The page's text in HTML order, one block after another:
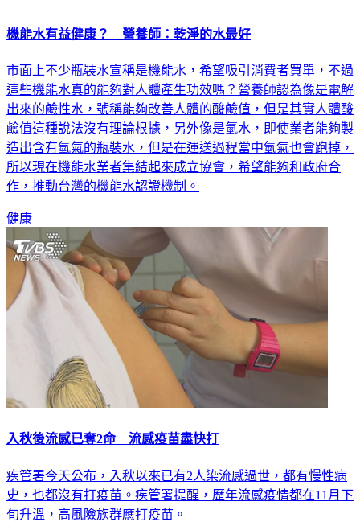
機能水有益健康？ 營養師：乾淨的水最好
市面上不少瓶裝水宣稱是機能水，希望吸引消費者買單，不過
這些機能水真的能夠對人體產生功效嗎？營養師認為像是電解
出來的鹼性水，號稱能夠改善人體的酸鹼值，但是其實人體酸
鹼值這種說法沒有理論根據，另外像是氫水，即使業者能夠製
造出含有氫氣的瓶裝水，但是在運送過程當中氫氣也會跑掉，
所以現在機能水業者集結起來成立協會，希望能夠和政府合
作，推動台灣的機能水認證機制。
健康
入秋後流感已奪2命 流感疫苗盡快打
疾管署今天公布，入秋以來已有2人染流感過世，都有慢性病
史，也都沒有打疫苗。疾管署提醒，歷年流感疫情都在11月下
旬升溫，高風險族群應打疫苗。